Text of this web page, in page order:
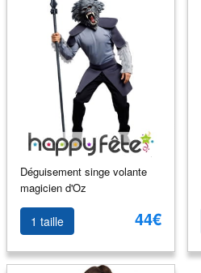
Déguisement singe volante
magicien d'Oz
1 taille 44€